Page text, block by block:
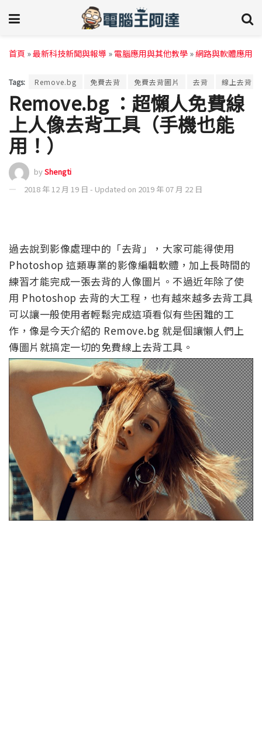
首頁 »最新科技新聞與報導 » 電腦應用與其他教學 »網路與軟體應用
Tags: Remove.bg 免費去背 免費去背圖片 去背 線上去背
Remove.bg ：超懶人免費線
上人像去背工具（手機也能
用！）
byShengti
2018 年 12 月 19 日 - Updated on 2019 年 07 月 22 日
過去說到影像處理中的「去背」，大家可能得使用
Photoshop 這類專業的影像編輯軟體，加上長時間的
練習才能完成一張去背的人像圖片。不過近年除了使
用 Photoshop 去背的大工程，也有越來越多去背工具
可以讓一般使用者輕鬆完成這項看似有些困難的工
作，像是今天介紹的 Remove.bg 就是個讓懶人們上
傳圖片就搞定一切的免費線上去背工具。